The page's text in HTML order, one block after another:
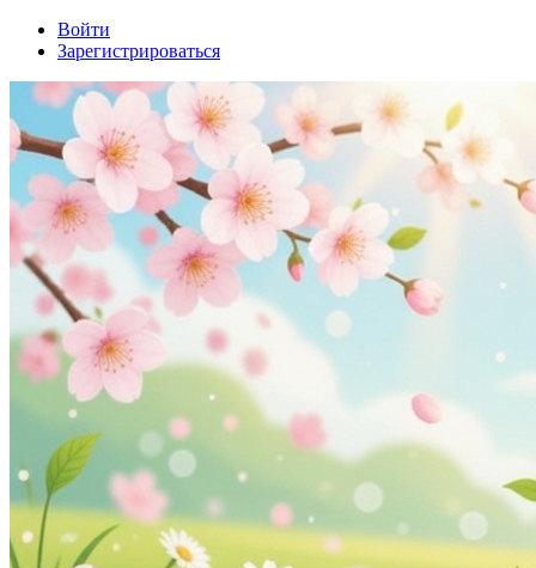
Войти
Зарегистрироваться